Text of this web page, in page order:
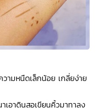
ามหนืดเล็กน้อย เกลี่ยง่าย
อาดินสอเขียนคิ้วมาทาลง